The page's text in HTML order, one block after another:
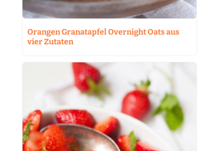
Orangen Granatapfel Overnight Oats aus
vier Zutaten